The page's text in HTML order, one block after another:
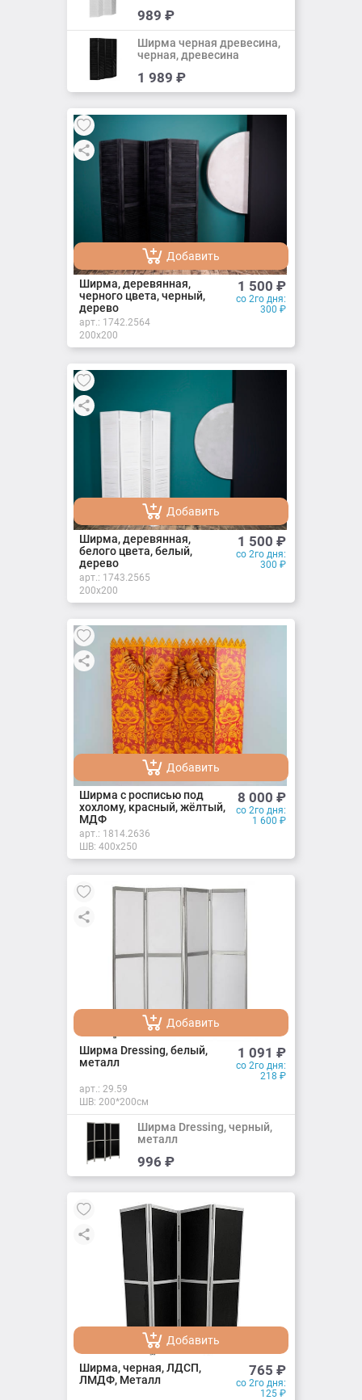
Добавлено
989 ₽
Добавить
Добавлено
Ширма черная древесина,
черная, древесина
1 989 ₽
Добавить
Добавлено
Ширма, деревянная,
черного цвета, черный,
дерево
1 500 ₽
со 2го дня:
300 ₽
арт.: 1742.2564
200х200
Добавить
Добавлено
Ширма, деревянная,
белого цвета, белый,
дерево
1 500 ₽
со 2го дня:
300 ₽
арт.: 1743.2565
200х200
Добавить
Добавлено
Ширма с росписью под
хохлому, красный, жёлтый,
МДФ
8 000 ₽
со 2го дня:
1 600 ₽
арт.: 1814.2636
ШВ: 400х250
Добавить
Добавлено
Ширма Dressing, белый,
металл
1 091 ₽
со 2го дня:
218 ₽
арт.: 29.59
ШВ: 200*200см
Добавлено
Ширма Dressing, черный,
металл
996 ₽
Добавить
Добавлено
Ширма, черная, ЛДСП,
ЛМДФ, Металл
765 ₽
со 2го дня:
125 ₽